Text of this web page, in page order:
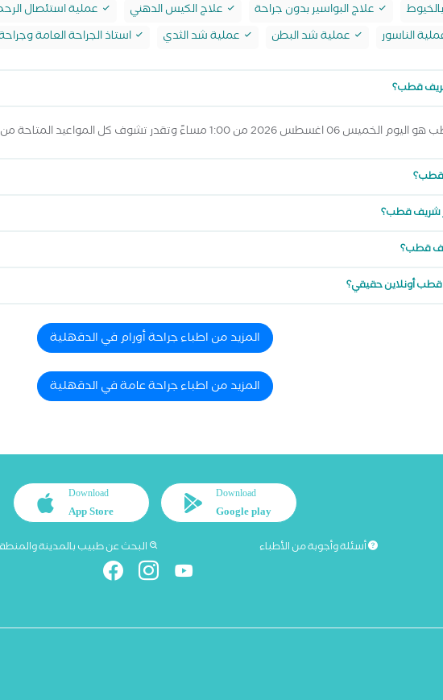
علاج البواسير بدون جراحة علاج الكيس الدهني عملية استئصال
الناسور عملية شد البطن عملية شد الثدي استاذ الجراحة العامة
قطب؟
كل المواعيد المتاحة من خلال عرض المواعيد أعلاه
قطب؟
شريف قطب؟
قطب؟
أونلاين حقيقي؟
المزيد من اطباء جراحة أورام في الدقهلية
المزيد من اطباء جراحة عامة في الدقهلية
Download
Google play
Download
App Store
أسئلة وأجوبة من الأطباء البحث عن طبيب بالمدينة